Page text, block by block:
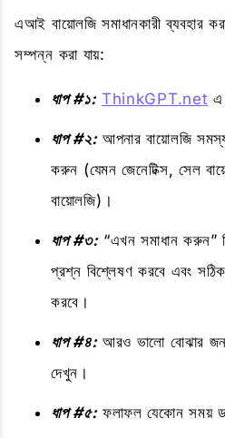
এআই বায়োলজি সমাধানকারী ব্যবহার
সম্পন্ন করা যায়:
ধাপ #১: ThinkGPT.net এ
ধাপ #২:আপনার বায়োলজি
করুন (যেমন জেনেটিক্স, সেল
বায়োলজি)।
ধাপ #৩:“এখন সমাধান করুন”
প্রশ্ন বিশ্লেষণ করবে এবং
করবে।
ধাপ #৪:আরও ভালো বোঝার জন্য
দেখুন।
ধাপ #৫:ফলাফল যেকোন সময়